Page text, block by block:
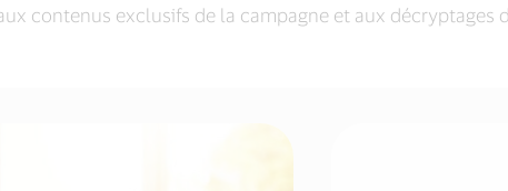
contenus exclusifs de la campagne et aux décryptages